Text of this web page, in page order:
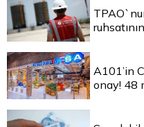
A101’in
onay! 48